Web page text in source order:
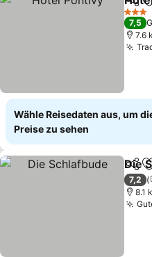
Teilen
3 Sterne
7,5
7.6
Wähle Reisedaten aus, um
Preise zu sehen
Teilen
Die
7,2
8.1